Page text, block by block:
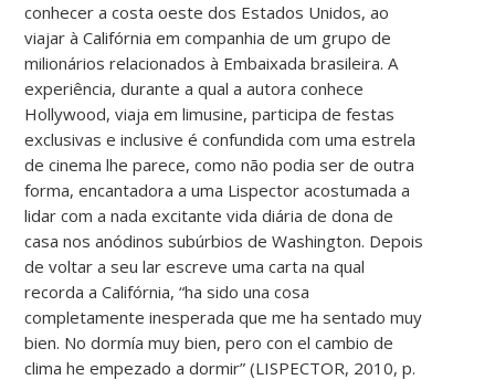
conhecer a costa oeste dos Estados Unidos, ao
viajar à Califórnia em companhia de um grupo de
milionários relacionados à Embaixada brasileira. A
experiência, durante a qual a autora conhece
Hollywood, viaja em limusine, participa de festas
exclusivas e inclusive é confundida com uma estrela
de cinema lhe parece, como não podia ser de outra
forma, encantadora a uma Lispector acostumada a
lidar com a nada excitante vida diária de dona de
casa nos anódinos subúrbios de Washington. Depois
de voltar a seu lar escreve uma carta na qual
recorda a Califórnia, “ha sido una cosa
completamente inesperada que me ha sentado muy
bien. No dormía muy bien, pero con el cambio de
clima he empezado a dormir” (LISPECTOR, 2010, p.